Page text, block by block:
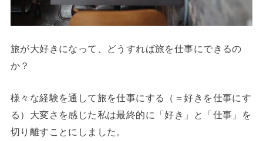
旅が大好きになって、どうすれば旅を仕事にできるの
か？
様々な経験を通して旅を仕事にする（＝好きを仕事にす
る）大変さを感じた私は最終的に「好き」と「仕事」を
切り離すことにしました。